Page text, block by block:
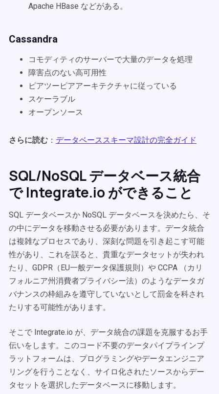
Apache HBase などがある。
Cassandra
コモディティのサーバーで大量のデータを処理
障害点のない高可用性
ピアツーピアアーキテクチャに従っている
スケーラブル
オープンソース
さらに読む ： データベーススキーマ設計の完全ガイド
SQL/NoSQL データベース統合
で Integrate.io ができること
SQL データベースか NoSQL データベースを決めたら、そ
の中にデータを移動させる必要があります。データ統合
は複雑なプロセスであり、深刻な問題を引き起こす可能
性があり、これを誤ると、貴重なデータセットが失われ
たり、GDPR（EU一般データ保護規則）や CCPA （カリ
フォルニア州消費者プライバシー法）のようなデータガ
バナンスの枠組みを遵守していないとして罰金を科され
たりする可能性があります。
そこで Integrate.io が、データ統合の課題を克服するお手
伝いをします。このコード不要のデータパイプラインプ
ラットフォームは、プログラミングやデータエンジニア
リングを行うことなく、サイロ化されたソースからデー
タセットを選択したデータベースに移動します。